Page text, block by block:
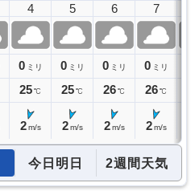
4
0 ミリ
25℃
2 m/s
5
0 ミリ
25℃
2 m/s
6
0 ミリ
26℃
2 m/s
7
0 ミリ
26℃
2 m/s
今日明日 2週間天気